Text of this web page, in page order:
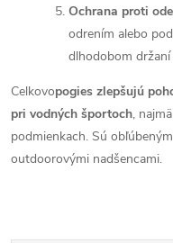
Ochrana proti
odrením alebo
dlhodobom
Celkovopogies zlepšujú
pri vodných športoch,
podmienkach. Sú
outdoorovými nadšencami.